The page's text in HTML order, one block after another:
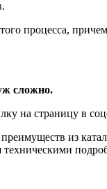
процесса,
сложно.
на страницу в
из